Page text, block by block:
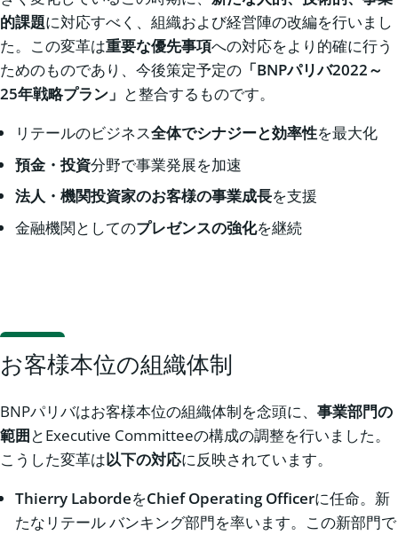
的課題に対応すべく、組織および経営陣の改編を行いまし
た。この変革は重要な優先事項への対応をより的確に行う
ためのものであり、今後策定予定の 「BNPパリバ2022～
25年戦略プラン」 と整合するものです。
リテールのビジネス全体でシナジーと効率性を最大化
預金・投資分野で事業発展を加速
法人・機関投資家のお客様の事業成長を支援
金融機関としてのプレゼンスの強化を継続
お客様本位の組織体制
BNPパリバはお客様本位の組織体制を念頭に、 事業部門の
範囲とExecutive Committeeの構成の調整を行いました。
こうした変革は以下の対応に反映されています。
Thierry LabordeをChief Operating Officerに任命。新
たなリテール バンキング部門を率います。この新部門で